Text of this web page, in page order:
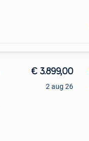
€ 3.899,00
2 aug 26